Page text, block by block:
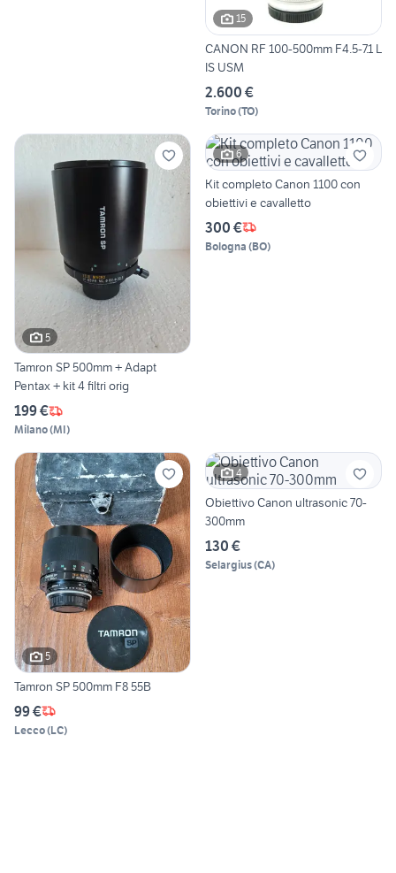
15
CANON RF 100-500mm F4.5-7.1 L
IS USM
2.600 €
Torino(TO)
5
Tamron SP 500mm + Adapt
Pentax + kit 4 filtri orig
199 €
Milano(MI)
6
Kit completo Canon 1100 con
obiettivi e cavalletto
300 €
Bologna (BO)
5
Tamron SP 500mm F8 55B
99 €
Lecco(LC)
4
Obiettivo Canon ultrasonic 70-
300mm
130 €
Selargius(CA)